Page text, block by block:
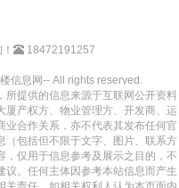
18472191257
信息网-- All rights reserved.
提供的信息来源于互联网公开资料
厦产权方、物业管理方、开发商、运
合作关系，亦不代表其发布任何官
包括但不限于文字、图片、联系方
仅用于信息参考及展示之目的，不
。任何主体因参考本站信息而产生